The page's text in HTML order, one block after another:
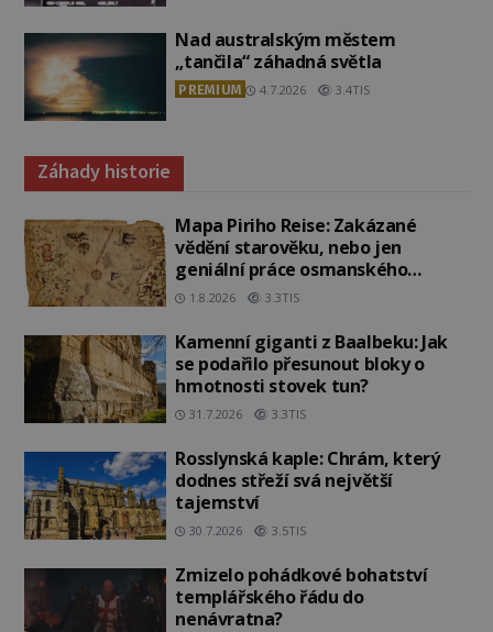
Nad australským městem
„tančila“ záhadná světla
PREMIUM 4.7.2026 3.4TIS
Záhady historie
Mapa Piriho Reise: Zakázané
vědění starověku, nebo jen
geniální práce osmanského
admirála?
1.8.2026 3.3TIS
Kamenní giganti z Baalbeku: Jak
se podařilo přesunout bloky o
hmotnosti stovek tun?
31.7.2026 3.3TIS
Rosslynská kaple: Chrám, který
dodnes střeží svá největší
tajemství
30.7.2026 3.5TIS
Zmizelo pohádkové bohatství
templářského řádu do
nenávratna?